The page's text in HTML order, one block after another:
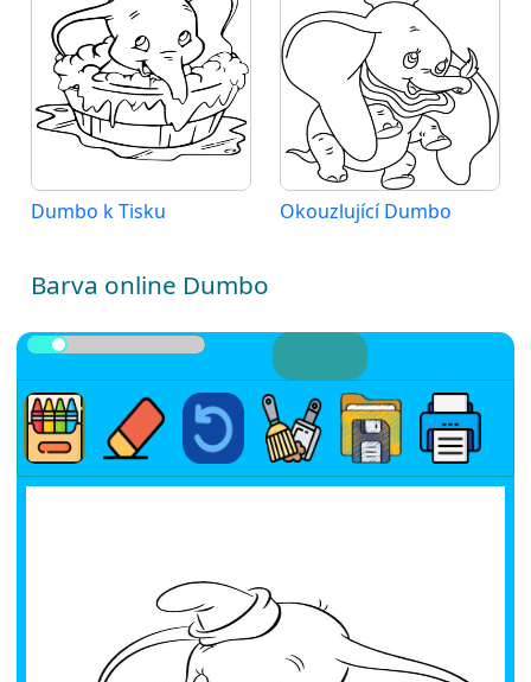
Dumbo k Tisku Okouzlující Dumbo
Barva online Dumbo